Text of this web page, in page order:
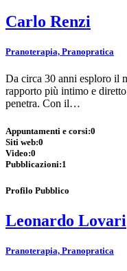
Carlo Renzi
Pranoterapia, Pranopratica
Da circa 30 anni esploro il
rapporto più intimo e
penetra. Con il…
Appuntamenti e corsi:0
Siti web:0
Video:0
Pubblicazioni:1
Profilo Pubblico
Leonardo Lovari
Pranoterapia, Pranopratica